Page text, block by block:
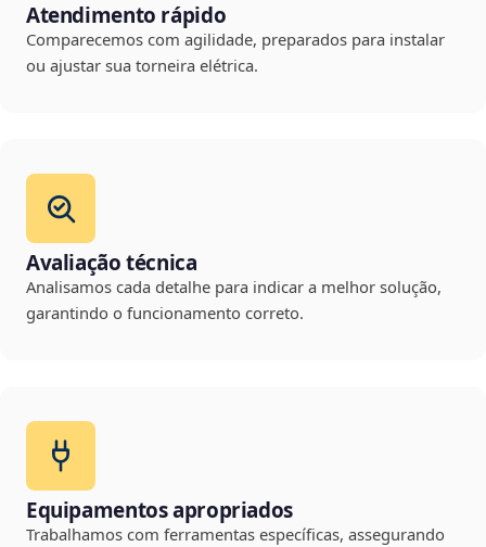
Atendimento rápido
Comparecemos com agilidade, preparados para instalar
ou ajustar sua torneira elétrica.
Avaliação técnica
Analisamos cada detalhe para indicar a melhor solução,
garantindo o funcionamento correto.
Equipamentos apropriados
Trabalhamos com ferramentas específicas, assegurando